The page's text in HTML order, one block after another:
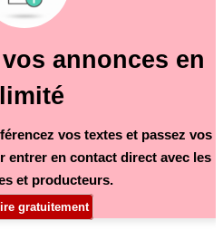
annonces en
vos textes et passez vos
entrer en contact direct avec les
et producteurs.
gratuitement